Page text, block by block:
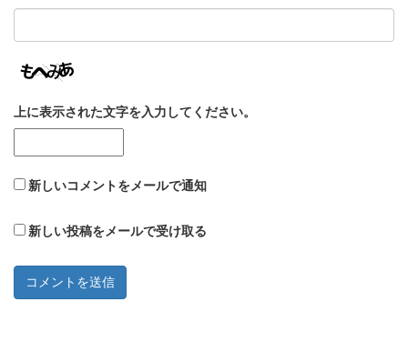
上に表示された文字を入力してください。
新しいコメントをメールで通知
新しい投稿をメールで受け取る